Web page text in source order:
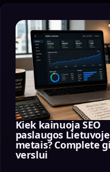
Kiek kainuoja SEO
paslaugos
metais? Complete
verslui